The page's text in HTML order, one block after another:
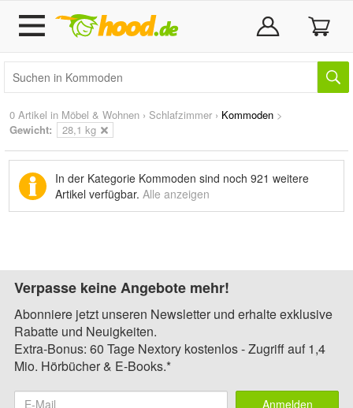
0 Artikel in Möbel & Wohnen › Schlafzimmer › Kommoden >
Gewicht:
28,1 kg
In der Kategorie Kommoden sind noch 921 weitere
Artikel verfügbar. Alle anzeigen
Verpasse keine Angebote mehr!
Abonniere jetzt unseren Newsletter und erhalte exklusive
Rabatte und Neuigkeiten.
Extra-Bonus: 60 Tage Nextory kostenlos - Zugriff auf 1,4
Mio. Hörbücher & E-Books.*
Anmelden